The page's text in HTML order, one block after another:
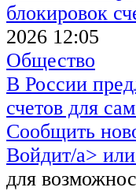
2026 12:05
Общество
В России
счетов для
Сообщить
Войдит/a> или
для